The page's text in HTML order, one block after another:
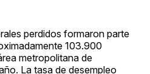
perdidos formaron parte
103.900
metropolitana de
La tasa de desempleo